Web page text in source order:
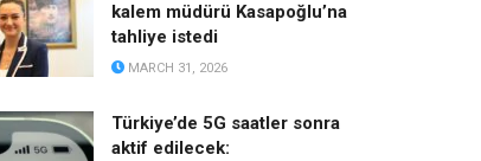
kalem müdürü Kasapoğlu’na
tahliye istedi
MARCH 31, 2026
Türkiye’de 5G saatler sonra
aktif edilecek: